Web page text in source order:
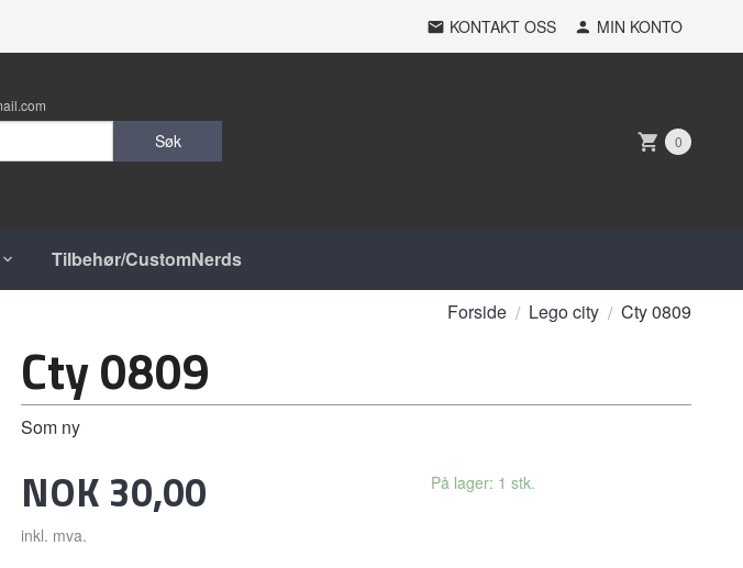
KONTAKT OSS MIN KONTO
Søk 0
Tilbehør/CustomNerds
Forside Lego city Cty 0809
Cty 0809
Som ny
Pris
NOK 30,00
inkl. mva.
På lager: 1 stk.